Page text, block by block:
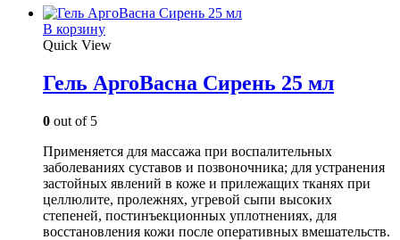
В корзину
Quick View
Гель АргоВасна Сирень 25 мл
0 out of 5
Применяется для массажа при воспалительных
заболеваниях суставов и позвоночника; для устранения
застойных явлений в коже и прилежащих тканях при
целлюлите, пролежнях, угревой сыпи высоких
степеней, постинъекционных уплотнениях, для
восстановления кожи после оперативных вмешательств.